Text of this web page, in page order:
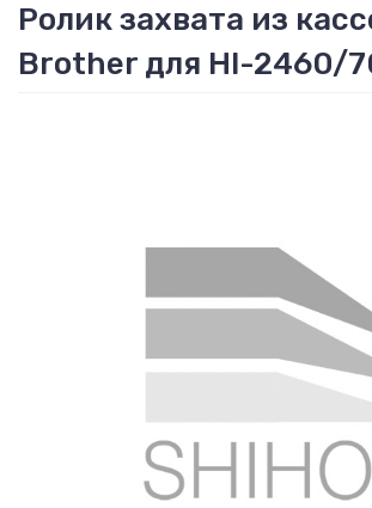
Ролик захвата из
Brother для Hl-2460/